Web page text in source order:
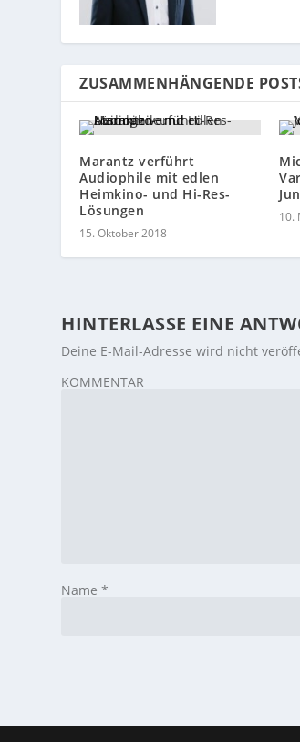
ZUSAMMENHÄNGENDE
Marantz verführt
Audiophile mit edlen
Heimkino- und Hi-Res-
Lösungen
15. Oktober 2018
10.
HINTERLASSE EINE
Deine E-Mail-Adresse wird nicht
KOMMENTAR
Name*